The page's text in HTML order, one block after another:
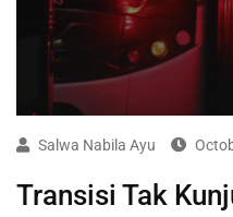
Salwa Nabila Ayu
Transisi Tak